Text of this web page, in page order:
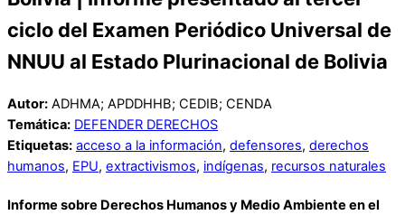
ciclo del Examen Periódico Universal de
NNUU al Estado Plurinacional de Bolivia
Autor: ADHMA; APDDHHB; CEDIB; CENDA
Temática: DEFENDER DERECHOS
Etiquetas: acceso a la información, defensores, derechos
humanos, EPU, extractivismos, indígenas, recursos naturales
Informe sobre Derechos Humanos y Medio Ambiente en el